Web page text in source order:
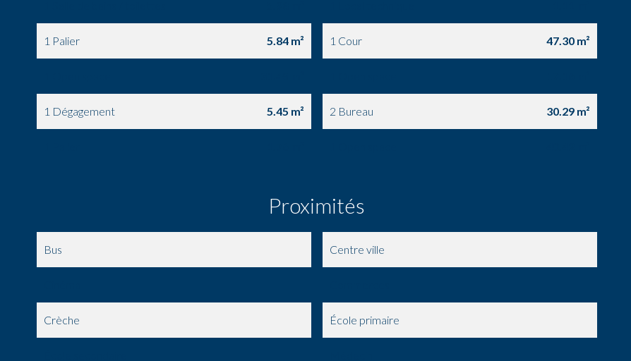
1 Palier 5.84 m² 1 Cour 47.30 m²
1 Dégagement 5.45 m² 2 Bureau 30.29 m²
Proximités
Bus Centre ville
Crèche École primaire